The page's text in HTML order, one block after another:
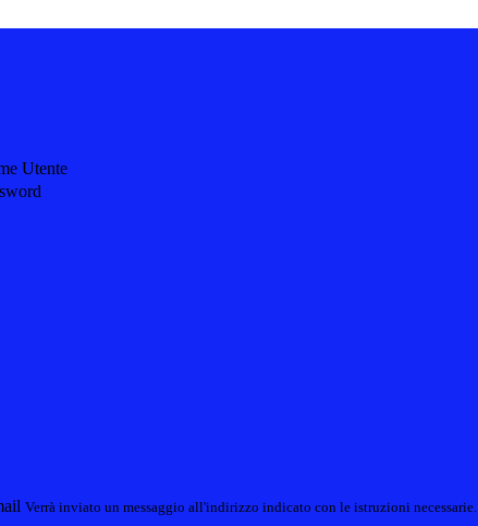
Utente
Verrà inviato un messaggio all'indirizzo indicato con le istruzioni necessarie.